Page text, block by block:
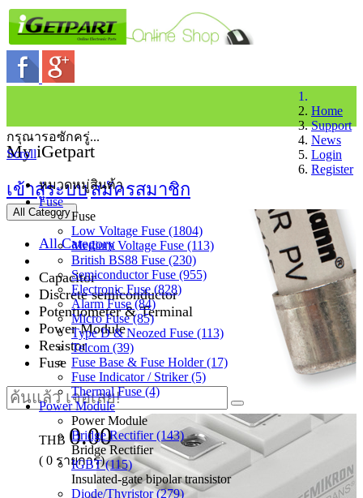
Home
Support
News
Login
Register
My iGetpart
เข้าสู่ระบบสมัครสมาชิก
All Category
All Category
Capacitor
Discrete semiconductor
Potentiometer & Terminal
Power Module
Resistor
Fuse
THB 0.00
( 0 รายการ)
กรุณารอซักครู่...
Scroll
หมวดหมู่สินค้า
Fuse
Fuse
Low Voltage Fuse (1804)
Medium Voltage Fuse (113)
British BS88 Fuse (230)
Semiconductor Fuse (955)
Electronic Fuse (828)
Alarm Fuse (84)
Micro Fuse (85)
Type D & Neozed Fuse (113)
Telcom (39)
Fuse Base & Fuse Holder (17)
Fuse Indicator / Striker (5)
Thermal Fuse (4)
Power Module
Power Module
Bridge Rectifier (143)
Bridge Rectifier
IGBT (115)
Insulated-gate bipolar transistor
Diode/Thyristor (279)